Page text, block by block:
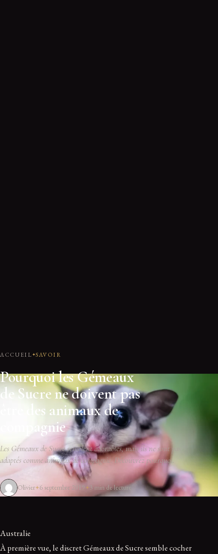
ACCUEIL SAVOIR
Pourquoi les Gémeaux
de Sucre ne doivent pas
être des animaux de
compagnie
Les Gémeaux de Sucre semblent adorables, mais ils ne sont pas
adaptés comme animaux de compagnie. Découvrez pourquoi.
Olivier 6 septembre 2019 3 min de lecture
Australie
À première vue, le discret Gémeaux de Sucre semble cocher